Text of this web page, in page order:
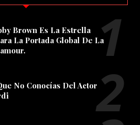
Brown Es La Estrella
La Portada Global De La
No Conocías Del Actor